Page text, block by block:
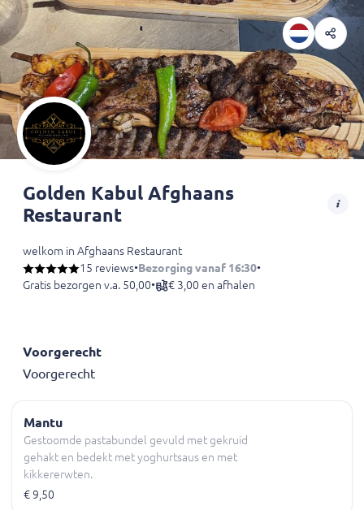
Golden Kabul Afghaans
Restaurant
welkom in Afghaans Restaurant
15 reviews•Bezorging vanaf 16:30•
Gratis bezorgen v.a. 50,00• € 3,00 en afhalen
Voorgerecht
Voorgerecht
Mantu
Gestoomde pastabundel gevuld met gekruid
gehakt en bedekt met yoghurtsaus en met
kikkererwten.
€ 9,50